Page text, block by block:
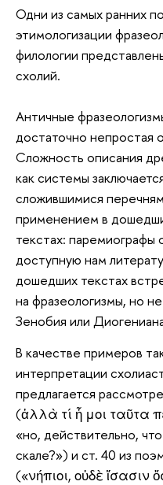
Одни из самых ранних
этимологизации
филологии
схолий.
Античные
достаточно непростая
Сложность описания
как системы
сложившимися
применением в
текстах: паремиографы
доступную нам
дошедших текстах
на фразеологизмы, но
Зенобия или
В качестве примеров
интерпретации
предлагается
(ἀλλὰ τί ἦ μοι ταῦτα
«но, действительно,
скале?») и ст. 40 из
(«νήπιοι, οὐδὲ ἴσασιν